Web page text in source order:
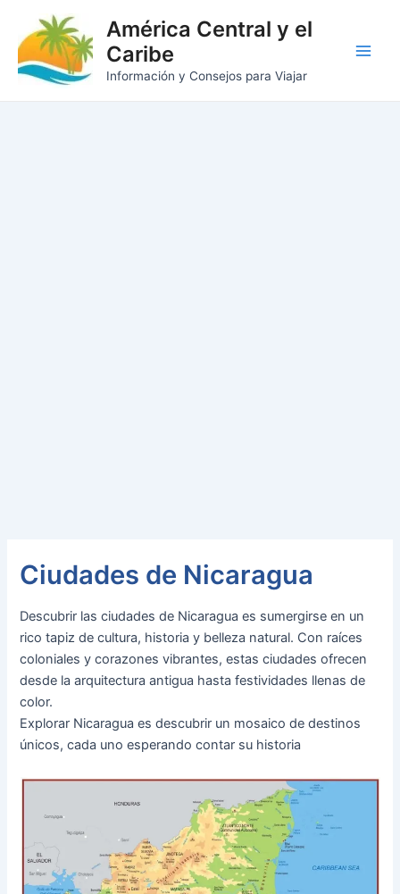
contenido
América Central y el
Caribe
Información y Consejos para Viajar
Ciudades de Nicaragua
Descubrir las ciudades de Nicaragua es sumergirse en un
rico tapiz de cultura, historia y belleza natural. Con raíces
coloniales y corazones vibrantes, estas ciudades ofrecen
desde la arquitectura antigua hasta festividades llenas de
color.
Explorar Nicaragua es descubrir un mosaico de destinos
únicos, cada uno esperando contar su historia